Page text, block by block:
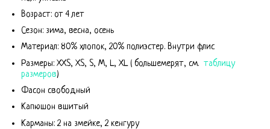
Возраст: от 4 лет
Сезон: зима, весна, осень
Материал: 80% хлопок, 20% полиэстер. Внутри флис
Размеры: XXS, XS, S, M, L, XL ( большемерят, см. таблицу
размеров)
Фасон свободный
Капюшон вшитый
Карманы: 2 на змейке, 2 кенгуру